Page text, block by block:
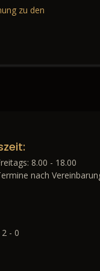
zu den
8.00 - 18.00
nach
- 0